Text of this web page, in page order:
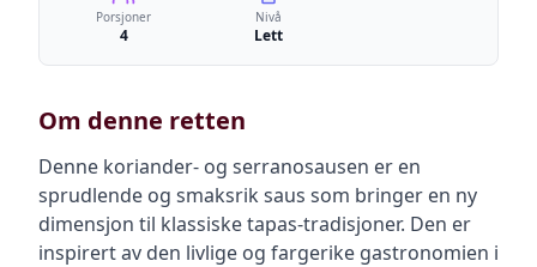
Porsjoner
4
Nivå
Lett
Om denne retten
Denne koriander- og serranosausen er en
sprudlende og smaksrik saus som bringer en ny
dimensjon til klassiske tapas-tradisjoner. Den er
inspirert av den livlige og fargerike gastronomien i